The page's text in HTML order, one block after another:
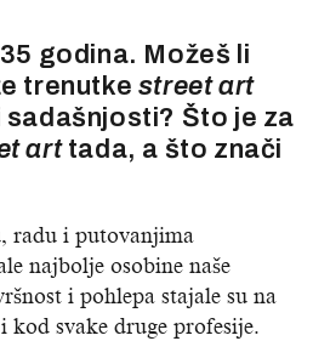
godina. Možeš li
trenutke streetart
Što je za
arttada, a što znači
radu i putovanjima
najbolje osobine naše
i pohlepa stajale su na
svake druge profesije.